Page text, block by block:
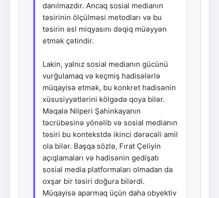
danılmazdır. Ancaq sosial medianın
təsirinin ölçülməsi metodları və bu
təsirin əsl miqyasını dəqiq müəyyən
etmək çətindir.
Lakin, yalnız sosial medianın gücünü
vurğulamaq və keçmiş hadisələrlə
müqayisə etmək, bu konkret hadisənin
xüsusiyyətlərini kölgədə qoya bilər.
Məqalə Nilperi Şahinkayanın
təcrübəsinə yönəlib və sosial medianın
təsiri bu kontekstdə ikinci dərəcəli amil
ola bilər. Başqa sözlə, Fırat Çeliyin
açıqlamaları və hadisənin gedişatı
sosial media platformaları olmadan da
oxşar bir təsiri doğura bilərdi.
Müqayisə aparmaq üçün daha obyektiv